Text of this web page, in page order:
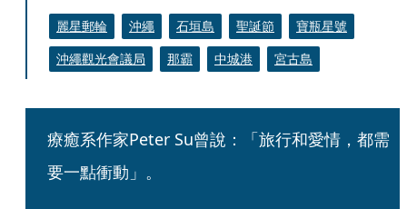
麗星郵輪 沖繩 石垣島 聖誕節
寶瓶星號
沖繩觀光會議局
那霸 中城港 宮古島
療癒系作家Peter Su曾說：「旅行和愛情，都需
要一點衝動」。